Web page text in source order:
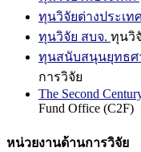
ทุนวิจัยต่างประเท
ทุนวิจัย สบจ. ทุนวิ
ทุนสนับสนุนยุทธศ
การวิจัย
The Second
Fund Office (C2F)
หน่วยงานด้านการวิจัย